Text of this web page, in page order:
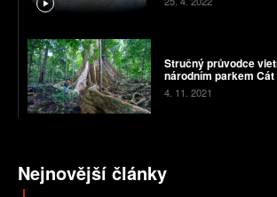
Stručný průvodce
národním parkem Cát
4. 11. 2021
Nejnovější články